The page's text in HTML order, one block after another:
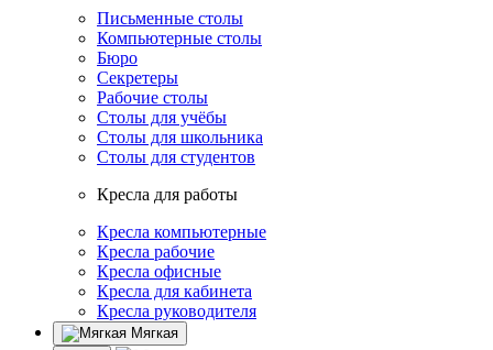
Письменные столы
Компьютерные столы
Бюро
Секретеры
Рабочие столы
Столы для учёбы
Столы для школьника
Столы для студентов
Кресла для работы
Кресла компьютерные
Кресла рабочие
Кресла офисные
Кресла для кабинета
Кресла руководителя
Мягкая